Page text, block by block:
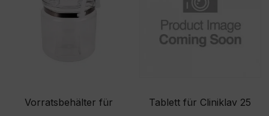
Vorratsbehälter für
Tablett für Cliniklav 25